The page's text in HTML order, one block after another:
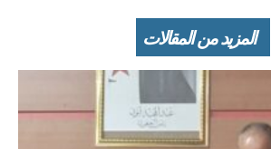
المزيد من المقالات